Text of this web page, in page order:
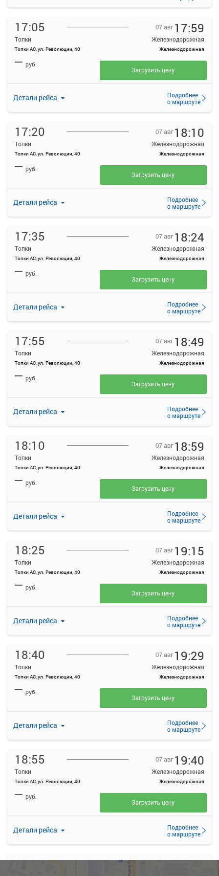
17:05
Топки
Топки АС, ул. Революции, 40
07 авг 17:59
Железнодорожная
Железнодорожная
Детали рейса
Подробнее
о маршруте
— руб.
Загрузить цену
17:20
Топки
Топки АС, ул. Революции, 40
07 авг 18:10
Железнодорожная
Железнодорожная
Детали рейса
Подробнее
о маршруте
— руб.
Загрузить цену
17:35
Топки
Топки АС, ул. Революции, 40
07 авг 18:24
Железнодорожная
Железнодорожная
Детали рейса
Подробнее
о маршруте
— руб.
Загрузить цену
17:55
Топки
Топки АС, ул. Революции, 40
07 авг 18:49
Железнодорожная
Железнодорожная
Детали рейса
Подробнее
о маршруте
— руб.
Загрузить цену
18:10
Топки
Топки АС, ул. Революции, 40
07 авг 18:59
Железнодорожная
Железнодорожная
Детали рейса
Подробнее
о маршруте
— руб.
Загрузить цену
18:25
Топки
Топки АС, ул. Революции, 40
07 авг 19:15
Железнодорожная
Железнодорожная
Детали рейса
Подробнее
о маршруте
— руб.
Загрузить цену
18:40
Топки
Топки АС, ул. Революции, 40
07 авг 19:29
Железнодорожная
Железнодорожная
Детали рейса
Подробнее
о маршруте
— руб.
Загрузить цену
18:55
Топки
Топки АС, ул. Революции, 40
07 авг 19:40
Железнодорожная
Железнодорожная
Детали рейса
Подробнее
о маршруте
— руб.
Загрузить цену
19:10 20:00